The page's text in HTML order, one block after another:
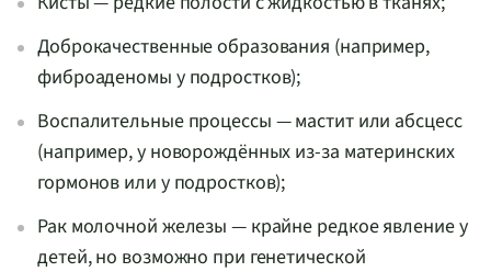
Доброкачественные образования (например,
фиброаденомы у подростков);
Воспалительные процессы — мастит или абсцесс
(например, у новорождённых из-за материнских
гормонов или у подростков);
Рак молочной железы — крайне редкое явление у
детей, но возможно при генетической